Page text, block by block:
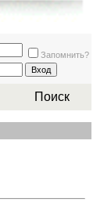
Запомнить?
Поиск